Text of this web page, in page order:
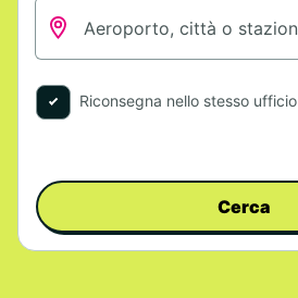
Riconsegna nello stesso ufficio
Cerca